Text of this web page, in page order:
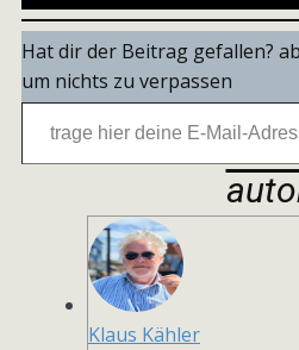
Hat dir der Beitrag gefallen?
um nichts zu verpassen
trage hier deine E-Mail-Adresse ein
Klaus Kähler